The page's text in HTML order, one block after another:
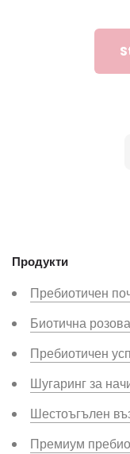
Продукти
Пребиотичен
Биотична
Пребиотичен
Шугаринг за
Шестоъгълен
Премиум